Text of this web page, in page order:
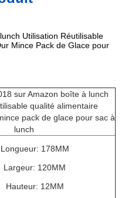
Utilisation Réutilisable
Mince Pack de Glace pour
sur Amazon boîte à lunch
qualité alimentaire
pack de glace pour sac à
lunch
Longueur: 178MM
Largeur: 120MM
Hauteur: 12MM